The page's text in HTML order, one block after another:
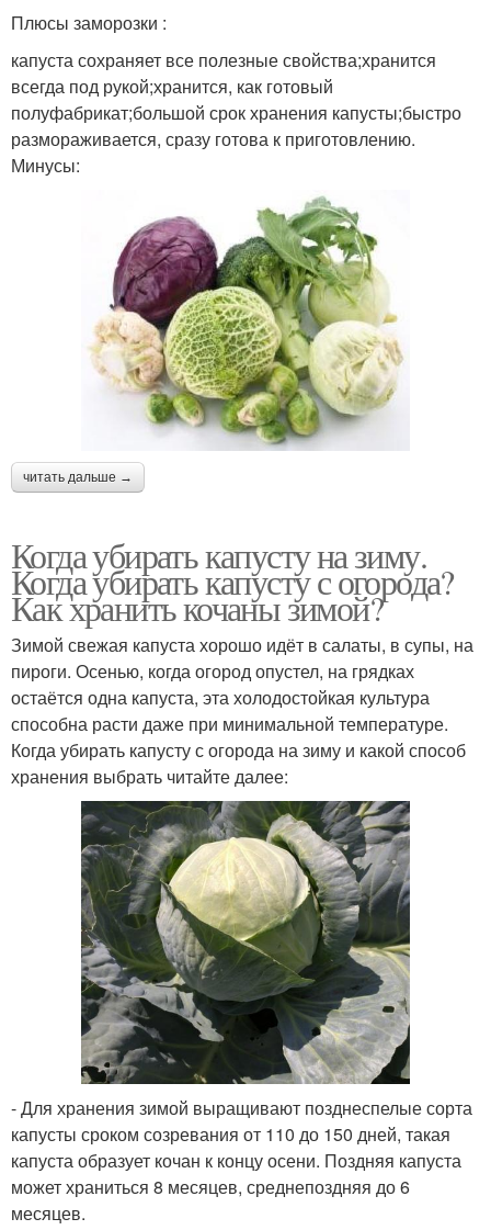
Плюсы заморозки :
капуста сохраняет все полезные свойства;хранится
всегда под рукой;хранится, как готовый
полуфабрикат;большой срок хранения капусты;быстро
размораживается, сразу готова к приготовлению.
Минусы:
читать дальше →
Когда убирать капусту на зиму.
Когда убирать капусту с огорода?
Как хранить кочаны зимой?
Зимой свежая капуста хорошо идёт в салаты, в супы, на
пироги. Осенью, когда огород опустел, на грядках
остаётся одна капуста, эта холодостойкая культура
способна расти даже при минимальной температуре.
Когда убирать капусту с огорода на зиму и какой способ
хранения выбрать читайте далее:
- Для хранения зимой выращивают позднеспелые сорта
капусты сроком созревания от 110 до 150 дней, такая
капуста образует кочан к концу осени. Поздняя капуста
может храниться 8 месяцев, среднепоздняя до 6
месяцев.